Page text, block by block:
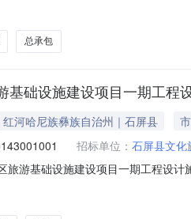
包项目招标文件第二章“投标人须知
总承包
基础设施建设项目一期工程
河哈尼族彝族自治州｜石屏县
招标单位： 石屏县文化
旅游基础设施建设项目一期工程设
厕所2座，实施环境整治、绿化、步